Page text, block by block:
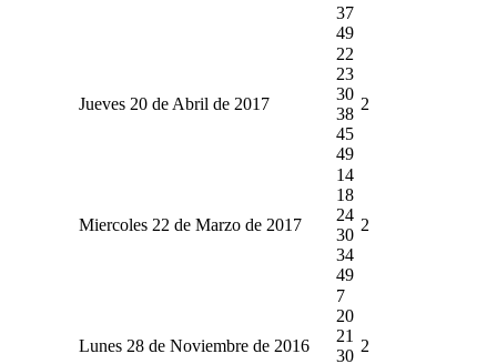
37
49
Jueves 20 de Abril de 2017
22
23
30
38
45
49
2
Miercoles 22 de Marzo de 2017
14
18
24
30
34
49
2
Lunes 28 de Noviembre de 2016
7
20
21
30
2